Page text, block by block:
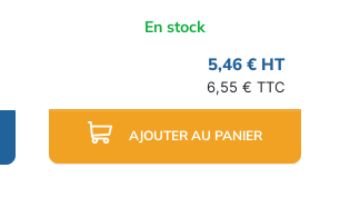
En stock
5,46 € HT
6,55 € TTC
AJOUTER AU PANIER